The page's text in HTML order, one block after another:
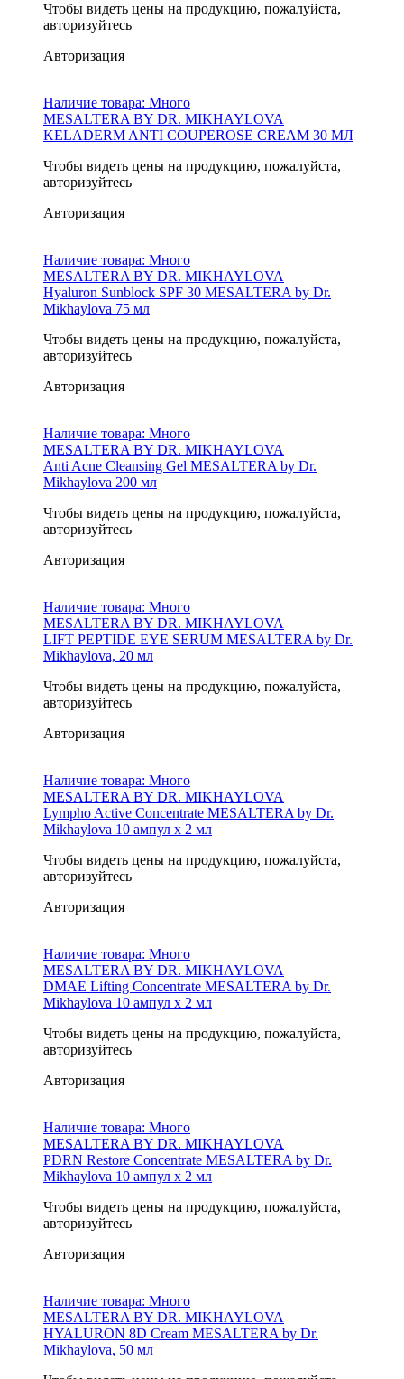
Чтобы видеть цены на продукцию, пожалуйста,
авторизуйтесь
Авторизация
Наличие товара: Много
MESALTERA BY DR. MIKHAYLOVA
KELADERM ANTI COUPEROSE CREAM 30 МЛ
Чтобы видеть цены на продукцию, пожалуйста,
авторизуйтесь
Авторизация
Наличие товара: Много
MESALTERA BY DR. MIKHAYLOVA
Hyaluron Sunblock SPF 30 MESALTERA by Dr.
Mikhaylova 75 мл
Чтобы видеть цены на продукцию, пожалуйста,
авторизуйтесь
Авторизация
Наличие товара: Много
MESALTERA BY DR. MIKHAYLOVA
Anti Acne Cleansing Gel MESALTERA by Dr.
Mikhaylova 200 мл
Чтобы видеть цены на продукцию, пожалуйста,
авторизуйтесь
Авторизация
Наличие товара: Много
MESALTERA BY DR. MIKHAYLOVA
LIFT PEPTIDE EYE SERUM MESALTERA by Dr.
Mikhaylova, 20 мл
Чтобы видеть цены на продукцию, пожалуйста,
авторизуйтесь
Авторизация
Наличие товара: Много
MESALTERA BY DR. MIKHAYLOVA
Lympho Active Concentrate MESALTERA by Dr.
Mikhaylova 10 ампул x 2 мл
Чтобы видеть цены на продукцию, пожалуйста,
авторизуйтесь
Авторизация
Наличие товара: Много
MESALTERA BY DR. MIKHAYLOVA
DMAE Lifting Concentrate MESALTERA by Dr.
Mikhaylova 10 ампул x 2 мл
Чтобы видеть цены на продукцию, пожалуйста,
авторизуйтесь
Авторизация
Наличие товара: Много
MESALTERA BY DR. MIKHAYLOVA
PDRN Restore Concentrate MESALTERA by Dr.
Mikhaylova 10 ампул x 2 мл
Чтобы видеть цены на продукцию, пожалуйста,
авторизуйтесь
Авторизация
Наличие товара: Много
MESALTERA BY DR. MIKHAYLOVA
HYALURON 8D Cream MESALTERA by Dr.
Mikhaylova, 50 мл